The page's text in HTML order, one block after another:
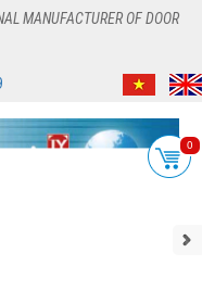
MANUFACTURER OF DOOR
0